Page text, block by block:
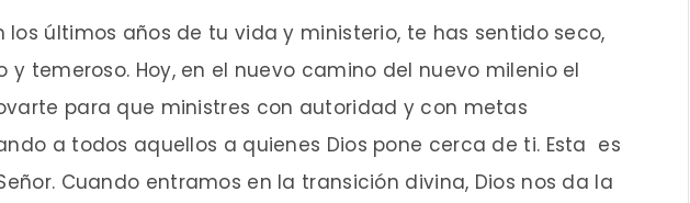
los últimos años de tu vida y ministerio, te has sentido seco,
temeroso. Hoy, en el nuevo camino del nuevo milenio el
para que ministres con autoridad y con metas
a todos aquellos a quienes Dios pone cerca de ti. Esta es
Cuando entramos en la transición divina, Dios nos da la